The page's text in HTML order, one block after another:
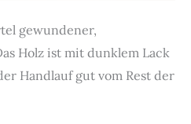
gewundener,
Holz ist mit dunklem Lack
Handlauf gut vom Rest der